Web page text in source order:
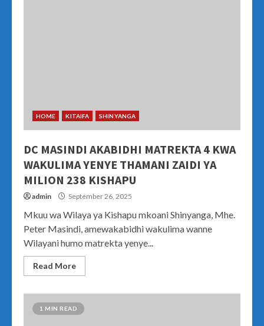
HOME KITAIFA SHINYANGA
DC MASINDI AKABIDHI MATREKTA 4 KWA
WAKULIMA YENYE THAMANI ZAIDI YA
MILION 238 KISHAPU
admin September 26, 2025
Mkuu wa Wilaya ya Kishapu mkoani Shinyanga, Mhe.
Peter Masindi, amewakabidhi wakulima wanne
Wilayani humo matrekta yenye...
Read More
1 MIN READ